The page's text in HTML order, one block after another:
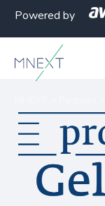
Powered by